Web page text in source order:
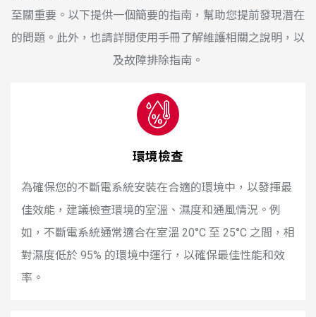
至關重要。以下提供一個簡要的指南，幫助您提前發現潛在
的問題。此外，也請詳閱使用手冊了解維護相關之說明，以
及故障排除指南。
環境檢查
為確保您的不斷電系統安裝在合適的環境中，以發揮最
佳效能，建議檢查環境的室溫、濕度和通風情況。例
如，不斷電系統通常適合在室溫 20°C 至 25°C 之間，相
對濕度低於 95% 的環境中運行，以確保最佳性能和效
率。